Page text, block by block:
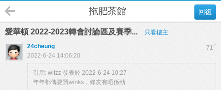
回復
拖肥茶館
愛華頓 2022-2023轉會討論區及賽季... 只看樓主
71#
24cheung
2022-6-24 14:06:20
引用: witzz 發表於 2022-6-24 10:27
年年都傳要買winks，條友有唔係勁